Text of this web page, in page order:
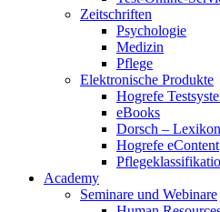
Zeitschriften
Psychologie
Medizin
Pflege
Elektronische Produkte
Hogrefe
eBooks
Dorsch –
Hogrefe eContent
Academy
Seminare und Webinare